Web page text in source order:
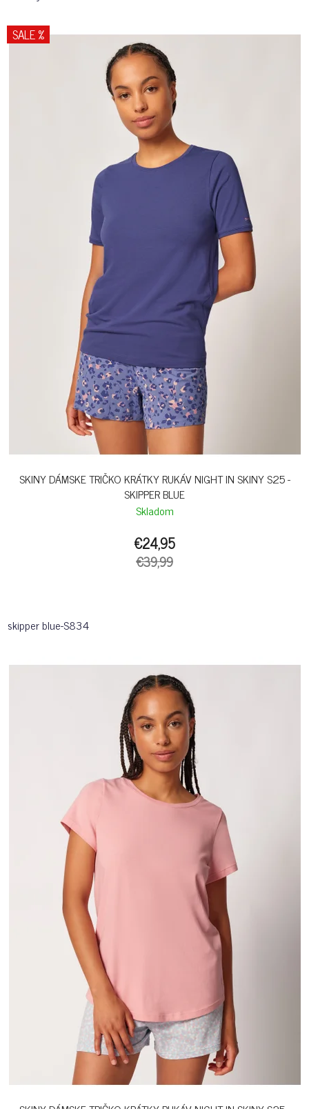
SALE %
SKINY DÁMSKE TRIČKO KRÁTKY RUKÁV NIGHT IN SKINY S25 -
SKIPPER BLUE
Skladom
€24,95
€39,99
skipper blue-S834